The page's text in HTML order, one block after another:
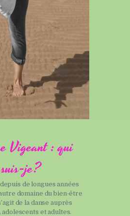
Vigeant : qui
suis-je?
de longues années
domaine du bien-être
de la danse auprès
adolescents et adultes.